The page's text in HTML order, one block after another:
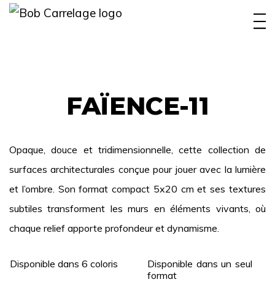
RÉALISATIONS
OUTIL CONCEPTION
FAÏENCE-11
Opaque, douce et tridimensionnelle, cette collection de
surfaces architecturales conçue pour jouer avec la lumière
et l’ombre. Son format compact 5x20 cm et ses textures
subtiles transforment les murs en éléments vivants, où
chaque relief apporte profondeur et dynamisme.
Disponible dans 6 coloris
Disponible dans un seul
format